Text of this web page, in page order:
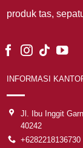
produk tas,
INFORMASI
Jl. Ibu Inggit
40242
+6282218136730